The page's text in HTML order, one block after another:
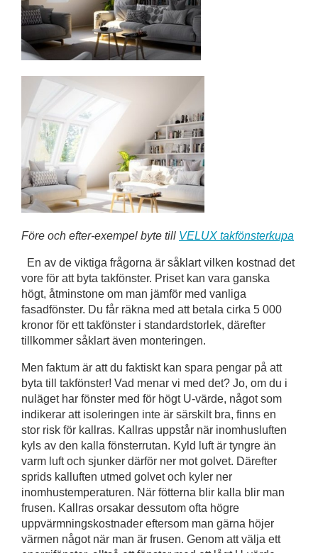
Före och efter-exempel byte till VELUX takfönsterkupa
En av de viktiga frågorna är såklart vilken kostnad det
vore för att byta takfönster. Priset kan vara ganska
högt, åtminstone om man jämför med vanliga
fasadfönster. Du får räkna med att betala cirka 5 000
kronor för ett takfönster i standardstorlek, därefter
tillkommer såklart även monteringen.
Men faktum är att du faktiskt kan spara pengar på att
byta till takfönster! Vad menar vi med det? Jo, om du i
nuläget har fönster med för högt U-värde, något som
indikerar att isoleringen inte är särskilt bra, finns en
stor risk för kallras. Kallras uppstår när inomhusluften
kyls av den kalla fönsterrutan. Kyld luft är tyngre än
varm luft och sjunker därför ner mot golvet. Därefter
sprids kalluften utmed golvet och kyler ner
inomhustemperaturen. När fötterna blir kalla blir man
frusen. Kallras orsakar dessutom ofta högre
uppvärmningskostnader eftersom man gärna höjer
värmen något när man är frusen. Genom att välja ett